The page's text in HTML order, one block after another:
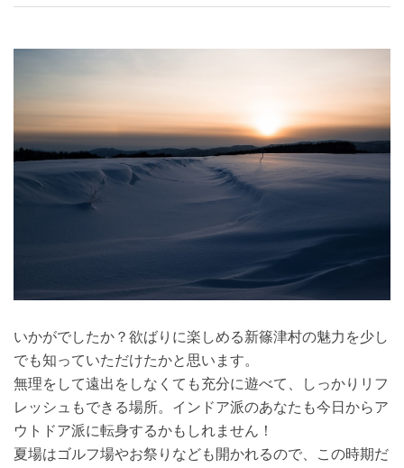
いかがでしたか？欲ばりに楽しめる新篠津村の魅力を少し
でも知っていただけたかと思います。
無理をして遠出をしなくても充分に遊べて、しっかりリフ
レッシュもできる場所。インドア派のあなたも今日からア
ウトドア派に転身するかもしれません！
夏場はゴルフ場やお祭りなども開かれるので、この時期だ